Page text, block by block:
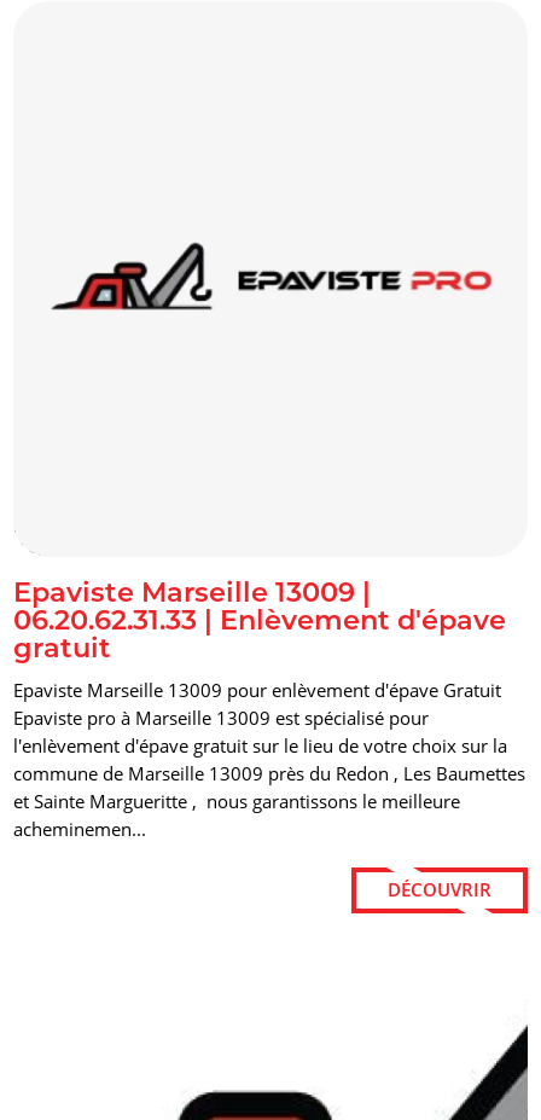
alt="Epaviste Marseille 13009 | 06.20.62.31.33 | Enlèvement
d'épave gratuit" title=""/>
Epaviste Marseille 13009 |
06.20.62.31.33 | Enlèvement d'épave
gratuit
Epaviste Marseille 13009 pour enlèvement d'épave Gratuit
Epaviste pro à Marseille 13009 est spécialisé pour
l'enlèvement d'épave gratuit sur le lieu de votre choix sur la
commune de Marseille 13009 près du Redon , Les Baumettes
et Sainte Margueritte , nous garantissons le meilleure
acheminemen...
DÉCOUVRIR